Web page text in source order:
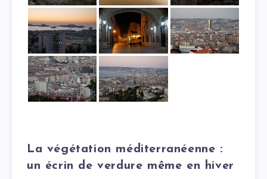
La végétation méditerranéenne :
un écrin de verdure même en hiver